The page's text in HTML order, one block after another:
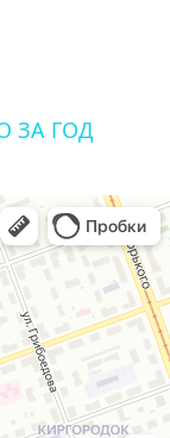
ЗА ГОД